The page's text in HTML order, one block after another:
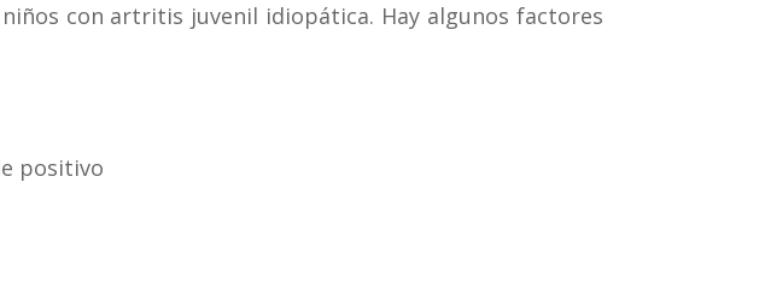
con artritis juvenil idiopática. Hay algunos factores
positivo